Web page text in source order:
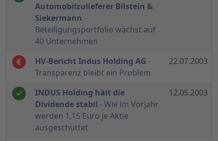
Automobilzulieferer Bilstein &
Siekermann -
Beteiligungsportfolio wächst auf
40 Unternehmen
HV-Bericht Indus Holding AG -
Transparenz bleibt ein Problem
22.07.2003
INDUS Holding hält die
Dividende stabil - Wie im Vorjahr
werden 1,15 Euro je Aktie
ausgeschüttet
12.05.2003